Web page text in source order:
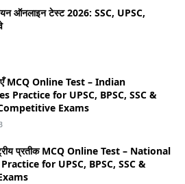
ऑनलाइन टेस्ट 2026: SSC, UPSC,
MCQ Online Test – Indian
Practice for UPSC, BPSC, SSC &
Exams
प्रतीक MCQ Online Test – National
for UPSC, BPSC, SSC &